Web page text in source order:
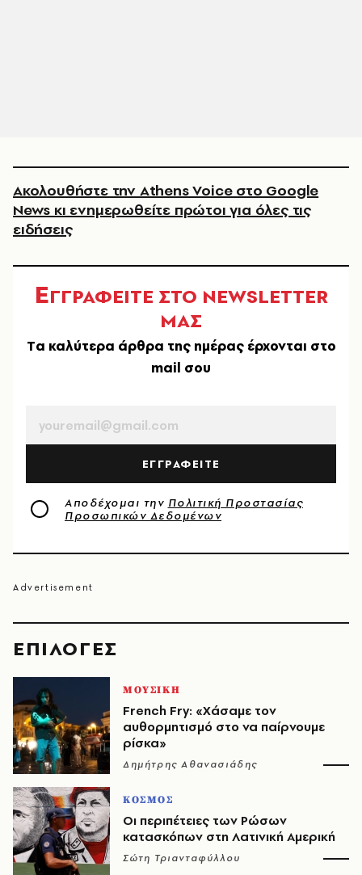
EΠΙΛΟΓΈΣ
ΜΟΥΣΙΚΗ
French Fry: «Χάσαμε τον
αυθορμητισμό στο να παίρνουμε
ρίσκα»
Δημήτρης Αθανασιάδης
ΚΟΣΜΟΣ
Οι περιπέτειες των Ρώσων
κατασκόπων στη Λατινική Αμερική
Σώτη Τριανταφύλλου
Ακολουθήστε την Athens Voice στο Google
News κι ενημερωθείτε πρώτοι για όλες τις
ειδήσεις
ΕΓΓΡΑΦΕΙΤΕ ΣΤΟ NEWSLETTER
ΜΑΣ
Tα καλύτερα άρθρα της ημέρας έρχονται στο
mail σου
ΕΓΓΡΑΦΕΙΤΕ
Αποδέχομαι την Πολιτική Προστασίας
Προσωπικών Δεδομένων